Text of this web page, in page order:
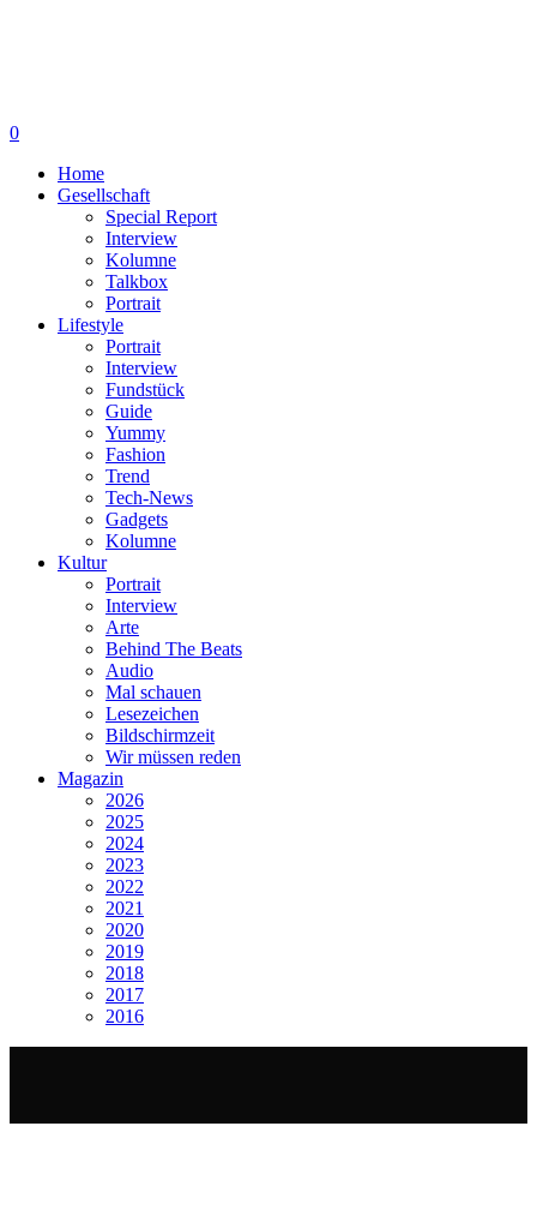
0
Home
Gesellschaft
Special Report
Interview
Kolumne
Talkbox
Portrait
Lifestyle
Portrait
Interview
Fundstück
Guide
Yummy
Fashion
Trend
Tech-News
Gadgets
Kolumne
Kultur
Portrait
Interview
Arte
Behind The Beats
Audio
Mal schauen
Lesezeichen
Bildschirmzeit
Wir müssen reden
Magazin
2026
2025
2024
2023
2022
2021
2020
2019
2018
2017
2016